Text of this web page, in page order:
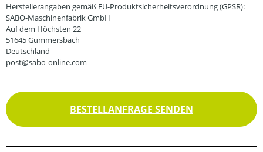
Herstellerangaben gemäß EU-Produktsicherheitsverordnung (GPSR):
SABO-Maschinenfabrik GmbH
Auf dem Höchsten 22
51645 Gummersbach
Deutschland
post@sabo-online.com
BESTELLANFRAGE SENDEN